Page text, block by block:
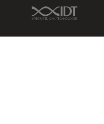
IDT Link